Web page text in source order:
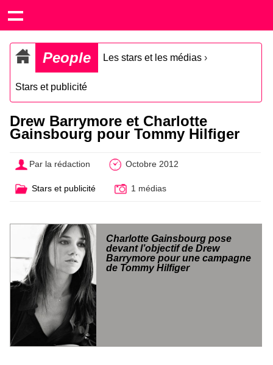
People Les stars et les médias ›
Stars et publicité
Drew Barrymore et Charlotte
Gainsbourg pour Tommy Hilfiger
Par la rédaction Octobre 2012
Stars et publicité 1 médias
Charlotte Gainsbourg pose
devant l’objectif de Drew
Barrymore pour une campagne
de Tommy Hilfiger